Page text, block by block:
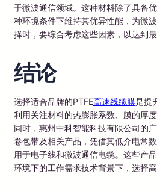
于微波通信领域。这种材料除了具备
种环境条件下维持其优异性能，为微
择时，要综合考虑这些因素，以达到最
结论
选择适合品牌的PTFE高速线缆膜是提
利用关注材料的热膨胀系数、膜的厚
同时，惠州中科智能科技有限公司的
卷包带及相关产品，凭借其低介电常
用于电子线和微波通信电缆。这些产
环境下的工作需求技术背景下，选择